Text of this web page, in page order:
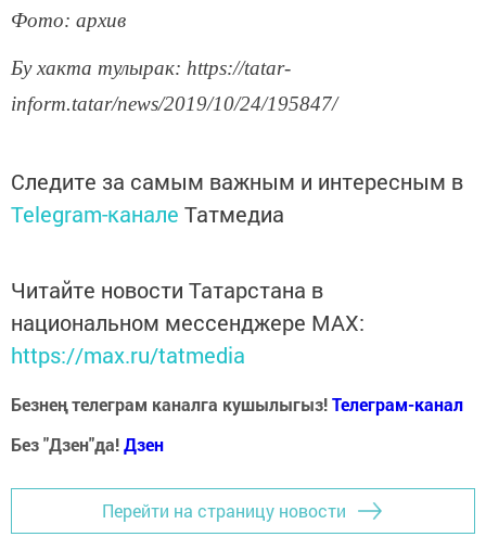
Фото: архив
Бу хакта тулырак: https://tatar-
inform.tatar/news/2019/10/24/195847/
Следите за самым важным и интересным в
Telegram-канале Татмедиа
Читайте новости Татарстана в
национальном мессенджере MАХ:
https://max.ru/tatmedia
Безнең телеграм каналга кушылыгыз!Телеграм-канал
Без "Дзен"да!Дзен
Перейти на страницу новости